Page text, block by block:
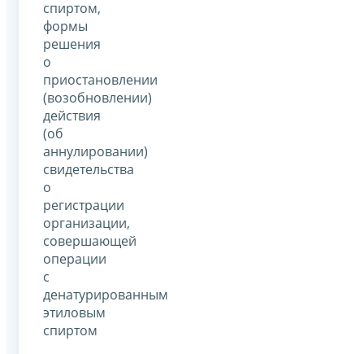
спиртом,
формы
решения
о
приостановлении
(возобновлении)
действия
(об
аннулировании)
свидетельства
о
регистрации
организации,
совершающей
операции
с
денатурированным
этиловым
спиртом